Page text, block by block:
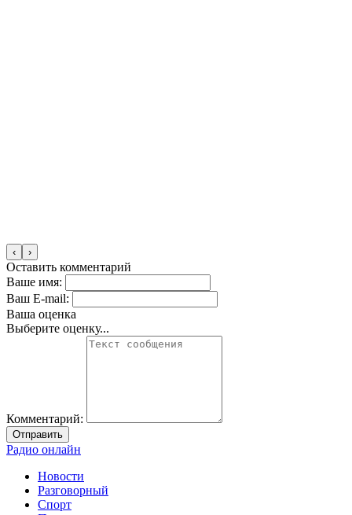
‹ ›
Оставить комментарий
Ваше имя:
Ваш E-mail:
Ваша оценка
Выберите оценку...
Комментарий:
Отправить
Радио онлайн
Новости
Разговорный
Спорт